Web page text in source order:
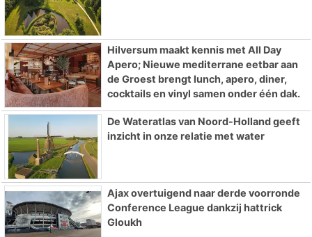
Hilversum maakt kennis met All Day
Apero; Nieuwe mediterrane eetbar aan
de Groest brengt lunch, apero, diner,
cocktails en vinyl samen onder één dak.
De Wateratlas van Noord-Holland geeft
inzicht in onze relatie met water
Ajax overtuigend naar derde voorronde
Conference League dankzij hattrick
Gloukh